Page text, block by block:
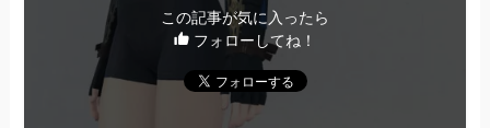
この記事が気に入ったら
フォローしてね！